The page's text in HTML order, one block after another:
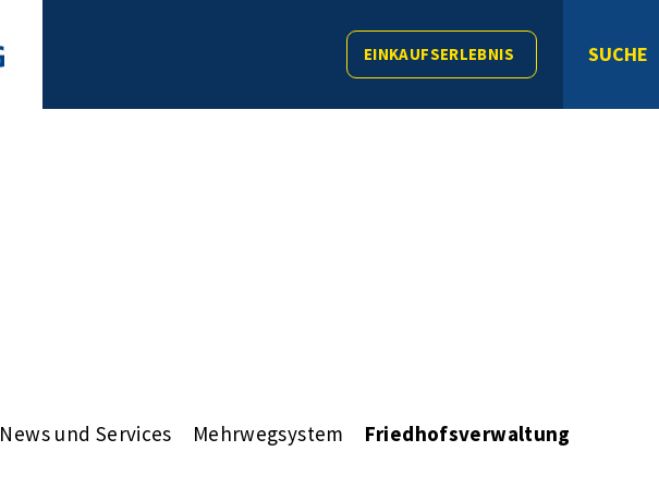
EINKAUFSERLEBNIS SUCHE
News und Services Mehrwegsystem Friedhofsverwaltung